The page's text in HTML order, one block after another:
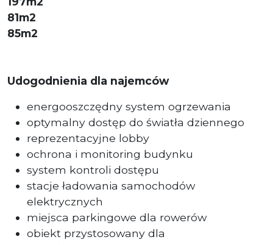
81m2
85m2
Udogodnienia dla najemców
energooszczędny system ogrzewania
optymalny dostęp do światła dziennego
reprezentacyjne lobby
ochrona i monitoring budynku
system kontroli dostępu
stacje ładowania samochodów
elektrycznych
miejsca parkingowe dla rowerów
obiekt przystosowany dla